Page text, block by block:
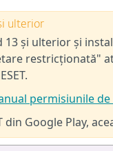
ulterior
și ulterior și
restricționată"
permisiunile
Google Play,